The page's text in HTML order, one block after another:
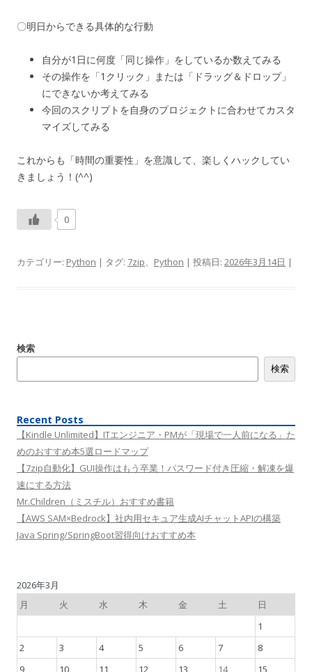
〇明日からできる具体的な行動
自分が1日に何度「同じ操作」をしているか数えてみる
その操作を「1クリック」または「ドラッグ＆ドロップ」
にできないか考えてみる
今回のスクリプトを自身のプロジェクトに合わせてカスタ
マイズしてみる
これからも「時間の重要性」を意識して、楽しくハックしてい
きましょう！(^^)
0
カテゴリー: Python | タグ: 7zip Python | 投稿日: 2026年3月14日 |
検索
検索
Recent Posts
【Kindle Unlimited】ITエンジニア・PMが「現場で一人前になる」た
めのおすすめ本5選ロードマップ
【7zip自動化】GUI操作はもう卒業！パスワード付き圧縮・解凍を爆
速にする方法
Mr.Children（ミスチル）おすすめ書籍
【AWS SAM×Bedrock】社内用セキュア生成AIチャットAPIの構築
Java Spring/SpringBoot習得向けおすすめ本
2026年3月
月
火 水 木 金 土
日
1
2
3 4 5 6 7
8
9
10 11 12 13 14 15